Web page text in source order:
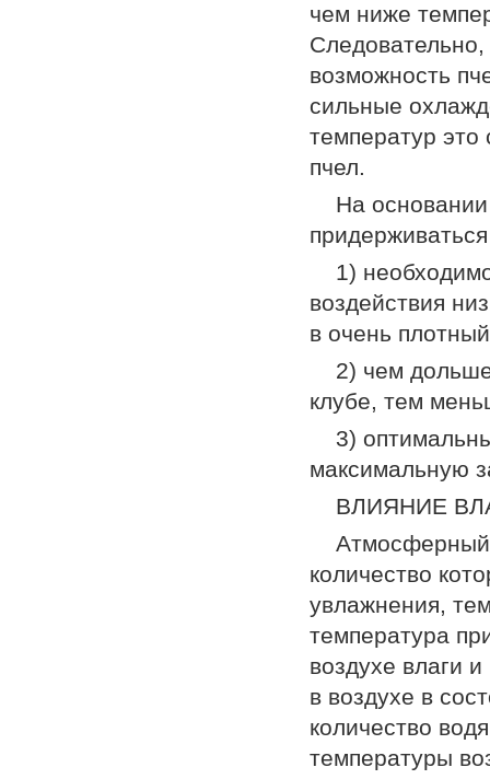
чем ниже
возможность
сильные
температур
пчел.
На
1)
воздействия
в очень
2) чем
клубе, тем
3)
максимальную
ВЛИЯНИЕ
Атмосферный
количество
увлажнения,
температура
воздухе влаги
в воздухе в
количество
температуры